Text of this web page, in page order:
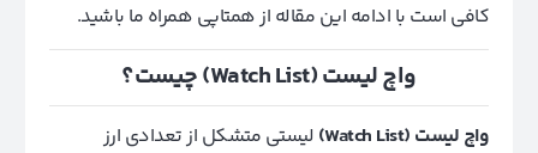
کافی است با ادامه این مقاله از همتاپی همراه ما باشید.
واچ لیست (Watch List) چیست؟
واچ لیست (Watch List)
لیستی متشکل از تعدادی ارز